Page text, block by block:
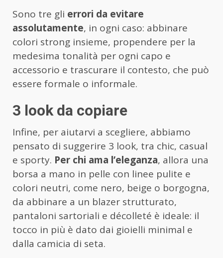
Sono tre gli errori da evitare
assolutamente, in ogni caso: abbinare
colori strong insieme, propendere per la
medesima tonalità per ogni capo e
accessorio e trascurare il contesto, che può
essere formale o informale.
3 look da copiare
Infine, per aiutarvi a scegliere, abbiamo
pensato di suggerire 3 look, tra chic, casual
e sporty. Per chi ama l’eleganza, allora una
borsa a mano in pelle con linee pulite e
colori neutri, come nero, beige o borgogna,
da abbinare a un blazer strutturato,
pantaloni sartoriali e décolleté è ideale: il
tocco in più è dato dai gioielli minimal e
dalla camicia di seta.